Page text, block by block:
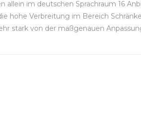
allein im deutschen Sprachraum 16
hohe Verbreitung im Bereich
stark von der maßgenauen